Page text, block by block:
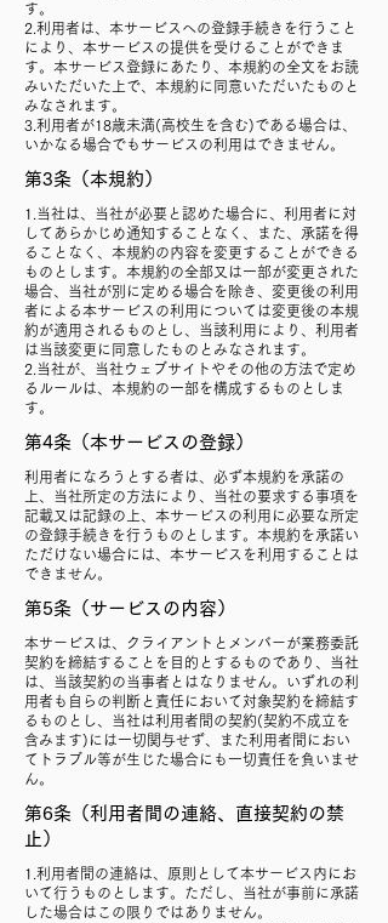
す。
2.利用者は、本サービスへの登録手続きを行うこと
により、本サービスの提供を受けることができま
す。本サービス登録にあたり、本規約の全文をお読
みいただいた上で、本規約に同意いただいたものと
みなされます。
3.利用者が18歳未満(高校生を含む)である場合は、
いかなる場合でもサービスの利用はできません。
第3条（本規約）
1.当社は、当社が必要と認めた場合に、利用者に対
してあらかじめ通知することなく、また、承諾を得
ることなく、本規約の内容を変更することができる
ものとします。本規約の全部又は一部が変更された
場合、当社が別に定める場合を除き、変更後の利用
者による本サービスの利用については変更後の本規
約が適用されるものとし、当該利用により、利用者
は当該変更に同意したものとみなされます。
2.当社が、当社ウェブサイトやその他の方法で定め
るルールは、本規約の一部を構成するものとしま
す。
第4条（本サービスの登録）
利用者になろうとする者は、必ず本規約を承諾の
上、当社所定の方法により、当社の要求する事項を
記載又は記録の上、本サービスの利用に必要な所定
の登録手続きを行うものとします。本規約を承諾い
ただけない場合には、本サービスを利用することは
できません。
第5条（サービスの内容）
本サービスは、クライアントとメンバーが業務委託
契約を締結することを目的とするものであり、当社
は、当該契約の当事者とはなりません。いずれの利
用者も自らの判断と責任において対象契約を締結す
るものとし、当社は利用者間の契約(契約不成立を
含みます)には一切関与せず、また利用者間におい
てトラブル等が生じた場合にも一切責任を負いませ
ん。
第6条（利用者間の連絡、直接契約の禁
止）
1.利用者間の連絡は、原則として本サービス内にお
いて行うものとします。ただし、当社が事前に承諾
した場合はこの限りではありません。